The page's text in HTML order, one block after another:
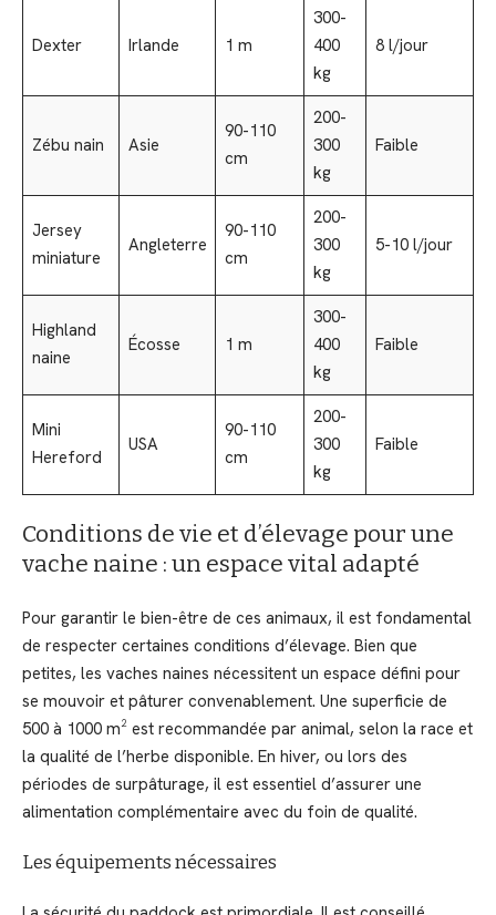
Dexter Irlande 1 m
300-
400
kg
8 l/jour
Zébu nain Asie
90-110
cm
200-
300
kg
Faible
Jersey
miniature
Angleterre
90-110
cm
200-
300
kg
5-10 l/jour
Highland
naine
Écosse 1 m
300-
400
kg
Faible
Mini
Hereford
USA
90-110
cm
200-
300
kg
Faible
Conditions de vie et d’élevage pour une
vache naine : un espace vital adapté
Pour garantir le bien-être de ces animaux, il est fondamental
de respecter certaines conditions d’élevage. Bien que
petites, les vaches naines nécessitent un espace défini pour
se mouvoir et pâturer convenablement. Une superficie de
500 à 1000 m² est recommandée par animal, selon la race et
la qualité de l’herbe disponible. En hiver, ou lors des
périodes de surpâturage, il est essentiel d’assurer une
alimentation complémentaire avec du foin de qualité.
Les équipements nécessaires